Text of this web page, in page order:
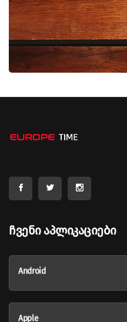
სანქციების მეშვეობით
განვიხილავთ. მე-20
სანქციების სხვა
ზელენსკი. უნგრეთმა და სლოვაკეთმა ვეტო მოხსნეს
მას შემდეგ, რაც
მიმართულებით
Ჩვენი Აპლიკაციები
Android
Apple